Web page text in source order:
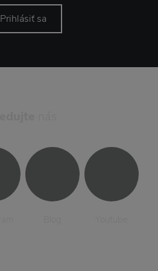
Prihlásiť sa